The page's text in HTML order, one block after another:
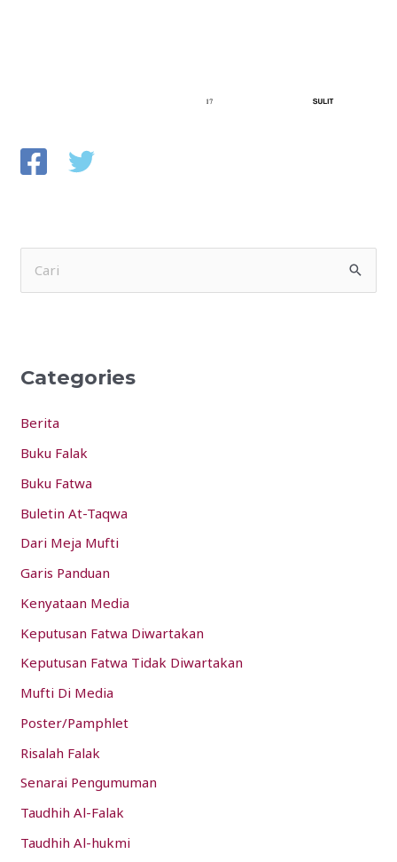
c
f
o
r
:
Categories
Berita
Buku Falak
Buku Fatwa
Buletin At-Taqwa
Dari Meja Mufti
Garis Panduan
Kenyataan Media
Keputusan Fatwa Diwartakan
Keputusan Fatwa Tidak Diwartakan
Mufti Di Media
Poster/Pamphlet
Risalah Falak
Senarai Pengumuman
Taudhih Al-Falak
Taudhih Al-hukmi